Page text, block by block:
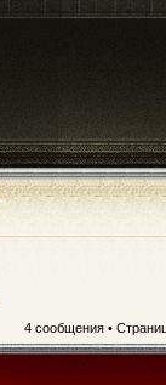
4 сообщения •